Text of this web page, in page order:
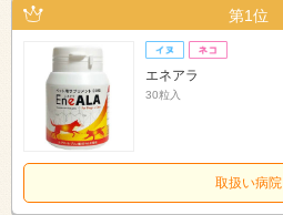
第1位
エネアラ
30粒入
取扱い病院